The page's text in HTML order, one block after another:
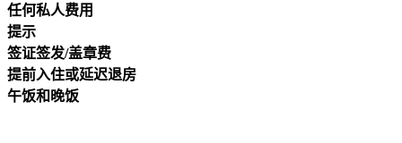
任何私人费用
提示
签证签发/盖章费
提前入住或延迟退房
午饭和晚饭